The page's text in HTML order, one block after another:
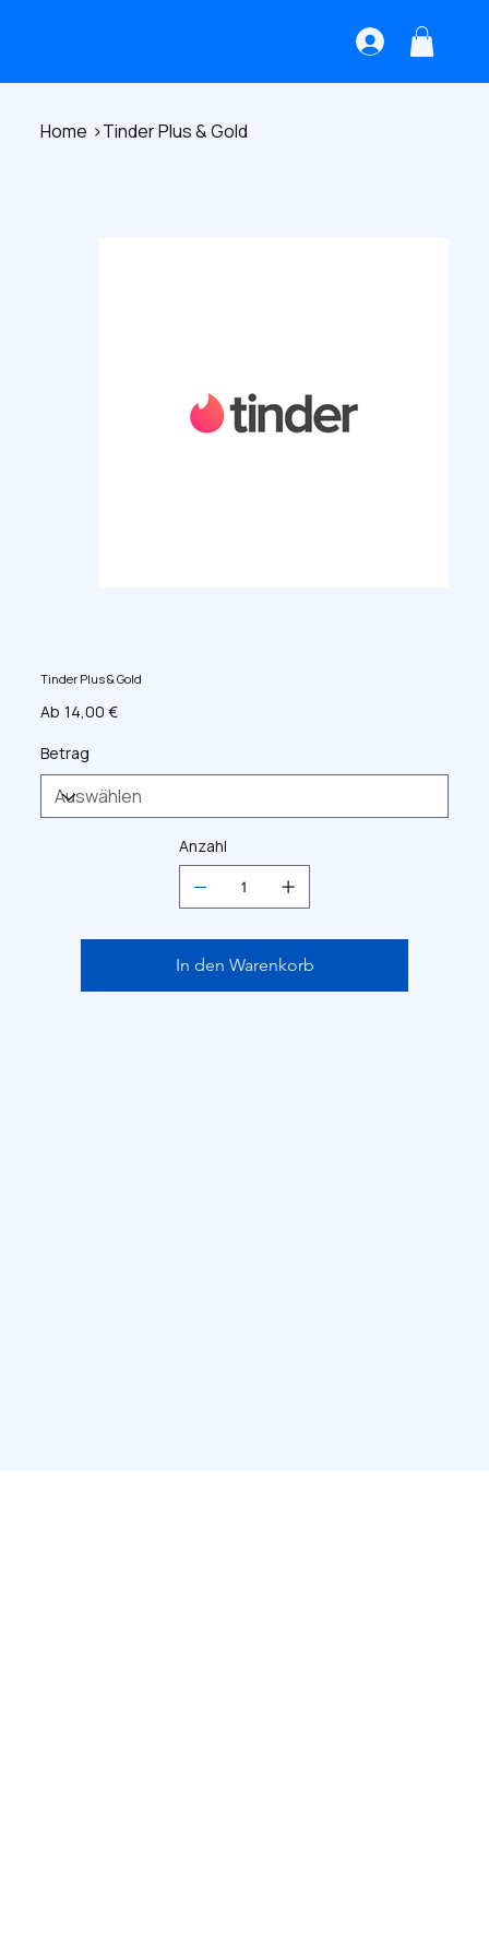
Home >Tinder Plus & Gold
Tinder Plus & Gold
Ab Preis
14,00 €
Betrag
Anzahl
In den Warenkorb